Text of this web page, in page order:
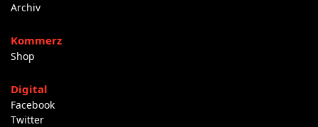
Archiv
Kommerz
Shop
Digital
Facebook
Twitter